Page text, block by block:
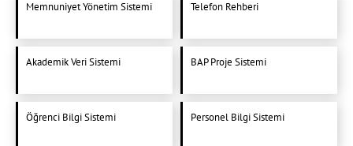
Memnuniyet Yönetim Sistemi Telefon Rehberi
Akademik Veri Sistemi BAP Proje Sistemi
Öğrenci Bilgi Sistemi Personel Bilgi Sistemi